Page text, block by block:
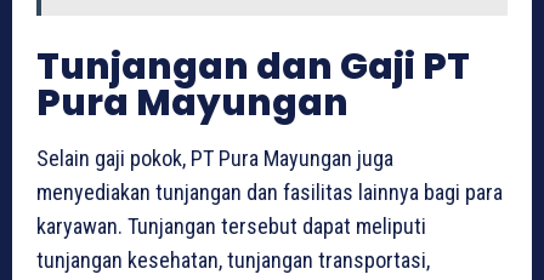
Tunjangan dan Gaji PT
Pura Mayungan
Selain gaji pokok, PT Pura Mayungan juga
menyediakan tunjangan dan fasilitas lainnya bagi para
karyawan. Tunjangan tersebut dapat meliputi
tunjangan kesehatan, tunjangan transportasi,